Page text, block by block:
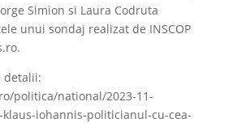
Simion si Laura Codruta
unui sondaj realizat de INSCOP
detalii:
politica/national/2023-11-
iohannis-politicianul-cu-cea-